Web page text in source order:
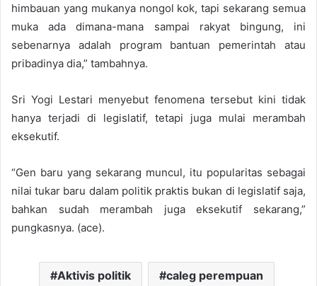
himbauan yang mukanya nongol kok, tapi sekarang semua
muka ada dimana-mana sampai rakyat bingung, ini
sebenarnya adalah program bantuan pemerintah atau
pribadinya dia,” tambahnya.
Sri Yogi Lestari menyebut fenomena tersebut kini tidak
hanya terjadi di legislatif, tetapi juga mulai merambah
eksekutif.
“Gen baru yang sekarang muncul, itu popularitas sebagai
nilai tukar baru dalam politik praktis bukan di legislatif saja,
bahkan sudah merambah juga eksekutif sekarang,”
pungkasnya. (ace).
Aktivis politik caleg perempuan